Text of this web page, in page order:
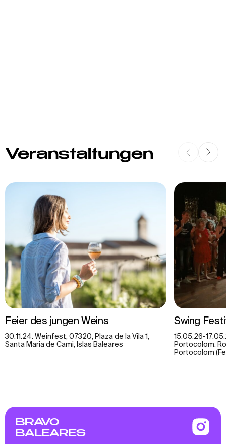
Veranstaltungen
Feier des jungen Weins
30.11.24. Weinfest, 07320, Plaza de la Vila 1,
Santa Maria de Cami, Islas Baleares
Swing
15.05.26-
Portocolom.
Portocolom
BRAVO
BALEARES